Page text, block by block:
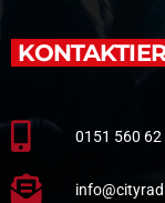
0151 560 62